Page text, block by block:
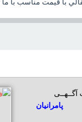
با قيمت مناسب با ما
پامرانیان